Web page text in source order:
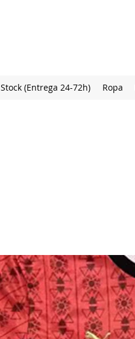
Stock (Entrega 24-72h) Ropa